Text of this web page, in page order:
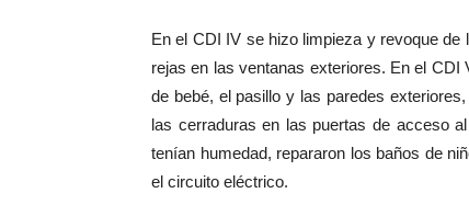
En el CDI IV se hizo limpieza y revoque
rejas en las ventanas exteriores. En el
de bebé, el pasillo y las paredes
las cerraduras en las puertas de acceso
tenían humedad, repararon los baños de
el circuito eléctrico.